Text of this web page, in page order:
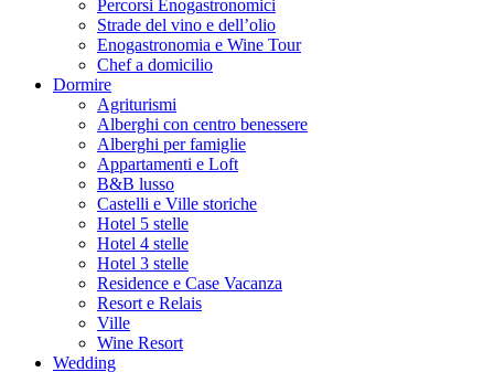
Percorsi Enogastronomici
Strade del vino e dell’olio
Enogastronomia e Wine Tour
Chef a domicilio
Dormire
Agriturismi
Alberghi con centro benessere
Alberghi per famiglie
Appartamenti e Loft
B&B lusso
Castelli e Ville storiche
Hotel 5 stelle
Hotel 4 stelle
Hotel 3 stelle
Residence e Case Vacanza
Resort e Relais
Ville
Wine Resort
Wedding